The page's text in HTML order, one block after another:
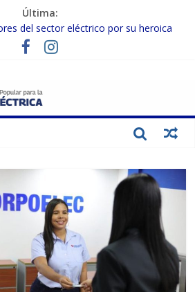
Última:
del sector eléctrico por su heroica
24-J
acciones con el sector privado para
rehabilitación en instalaciones del SEN
plan preventivo para fortalecer el SEN